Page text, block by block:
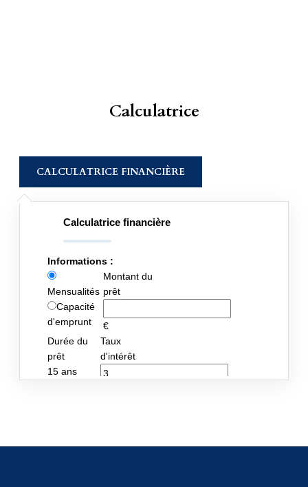
Calculatrice
CALCULATRICE FINANCIÈRE